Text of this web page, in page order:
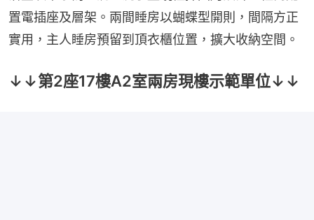
置電插座及層架。兩間睡房以蝴蝶型開則，間隔方正
實用，主人睡房預留到頂衣櫃位置，擴大收納空間。
↓↓第2座17樓A2室兩房現樓示範單位↓↓